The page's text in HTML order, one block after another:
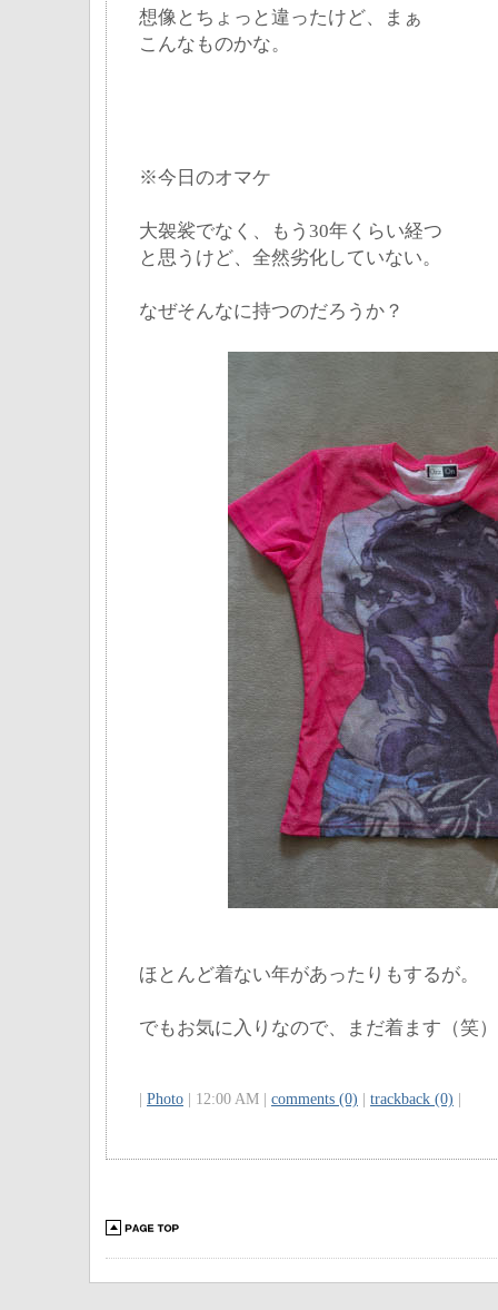
想像とちょっと違ったけど、まぁ
こんなものかな。
※今日のオマケ
大袈裟でなく、もう30年くらい経つ
と思うけど、全然劣化していない。
なぜそんなに持つのだろうか？
ほとんど着ない年があったりもするが。
でもお気に入りなので、まだ着ます（笑）
Photo | 12:00 AM | comments (0) trackback (0)